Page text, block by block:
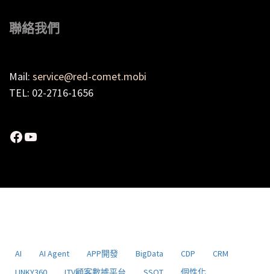
聯絡我們
Mail: service@red-comet.mobi
TEL: 02-2716-1656
Facebook
YouTube
AI AI Agent APP開發 BigData CDP
CRM